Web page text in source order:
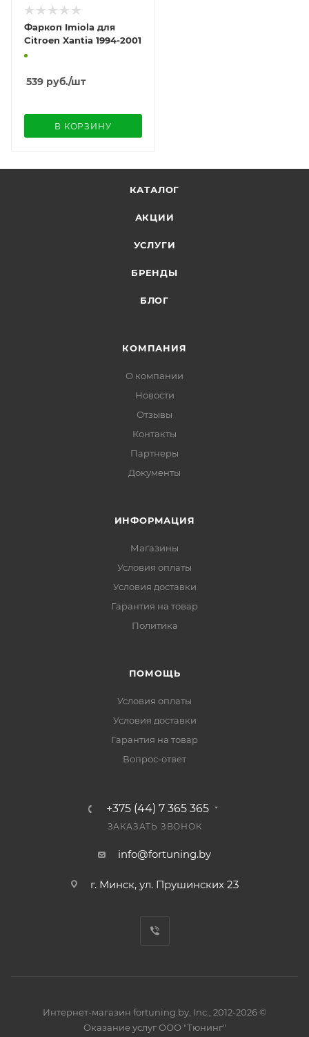
Фаркоп Imiola для
Citroen Xantia 1994-2001
539 руб./шт
В КОРЗИНУ
КАТАЛОГ
АКЦИИ
УСЛУГИ
БРЕНДЫ
БЛОГ
КОМПАНИЯ
О компании
Новости
Отзывы
Контакты
Партнеры
Документы
ИНФОРМАЦИЯ
Магазины
Условия оплаты
Условия доставки
Гарантия на товар
Политика
ПОМОЩЬ
Условия оплаты
Условия доставки
Гарантия на товар
Вопрос-ответ
+375 (44) 7 365 365
ЗАКАЗАТЬ ЗВОНОК
info@fortuning.by
г. Минск, ул. Прушинских 23
Интернет-магазин fortuning.by, Inc., 2012-2026 ©
Оказание услуг ООО "Тюнинг"